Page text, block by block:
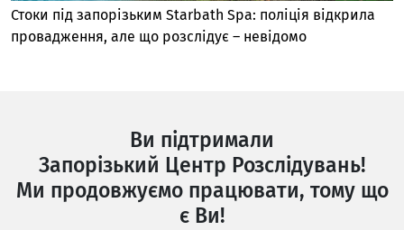
Стоки під запорізьким Starbath Spa: поліція відкрила
провадження, але що розслідує – невідомо
Ви підтримали
Запорізький Центр Розслідувань!
Ми продовжуємо працювати, тому що
є Ви!